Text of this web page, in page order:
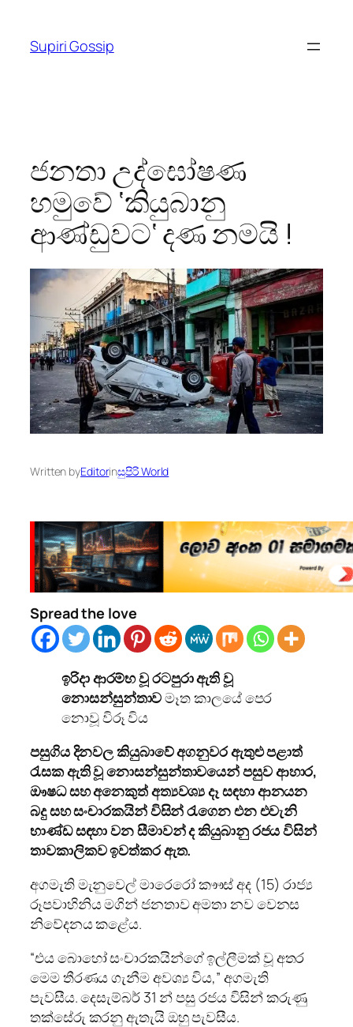
content
Supiri Gossip
ජනතා උද්ඝෝෂණ
හමුවේ ‘කියුබානු
ආණ්ඩුවට‘ දණ නමයි !
Written byEditorinසුපිරි World
Spread the love
ඉරිදා ආරම්භ වූ රටපුරා ඇති වූ
නොසන්සුන්තාවමෑත කාලයේ පෙර
නොවූ විරූ විය
පසුගිය දිනවල කියුබාවේ අගනුවර ඇතුළු පළාත්
රැසක ඇති වූ නොසන්සුන්තාවයෙන් පසුව ආහාර,
ඖෂධ සහ අනෙකුත් අත්‍යවශ්‍ය දෑ සඳහා ආනයන
බදු සහ සංචාරකයින් විසින් රැගෙන එන එවැනි
භාණ්ඩ සඳහා වන සීමාවන් ද කියුබානු රජය විසින්
තාවකාලිකව ඉවත්කර ඇත.
අගමැති මැනුවෙල් මාරෙරෝ කෟෟස් අද (15) රාජ්‍ය
රූපවාහිනිය මගින් ජනතාව අමතා නව වෙනස
නිවේදනය කළේය.
“එය බොහෝ සංචාරකයින්ගේ ඉල්ලීමක් වූ අතර
මෙම තීරණය ගැනීම අවශ්‍ය විය,” අගමැති
පැවසීය. දෙසැම්බර් 31 න් පසු රජය විසින් කරුණු
තක්සේරු කරනු ඇතැයි ඔහු පැවසීය.